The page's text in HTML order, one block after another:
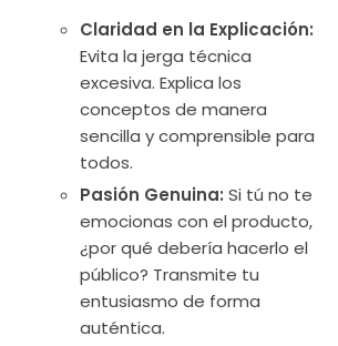
Claridad en la Explicación:
Evita la jerga técnica
excesiva. Explica los
conceptos de manera
sencilla y comprensible para
todos.
Pasión Genuina: Si tú no te
emocionas con el producto,
¿por qué debería hacerlo el
público? Transmite tu
entusiasmo de forma
auténtica.